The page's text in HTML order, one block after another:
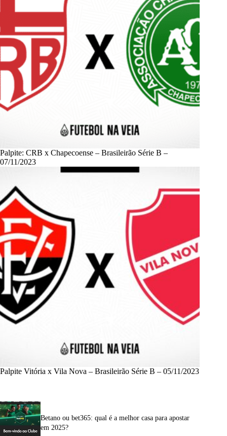
Palpite: CRB x Chapecoense – Brasileirão Série B –
07/11/2023
Palpite Vitória x Vila Nova – Brasileirão Série B – 05/11/2023
Betano ou bet365: qual é a melhor casa para apostar
em 2025?